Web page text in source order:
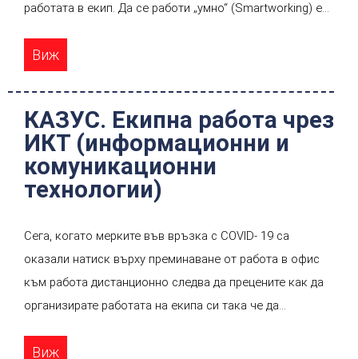
работата в екип. Да се работи „умно“ (Smartworking) е
е необходимо да научите най-често използваните
Виж
КАЗУС. Екипна работа чрез
ИКТ (информационни и
комуникационни
технологии)
Сега, когато мерките във връзка с COVID- 19 са
оказали натиск върху преминаване от работа в офис
към работа дистанционно следва да прецените как да
организирате работата на екипа си така че да
Имате задачи в толкова много направления, че се
Виж